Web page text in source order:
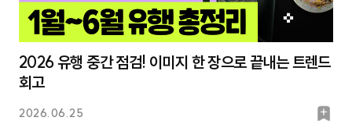
2026 유행 중간 점검! 이미지 한 장으로 끝내는 트렌드
회고
2026.06.25
북